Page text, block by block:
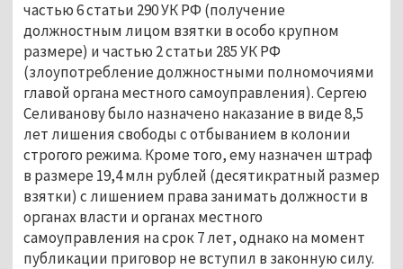
частью 6 статьи 290 УК РФ (получение
должностным лицом взятки в особо крупном
размере) и частью 2 статьи 285 УК РФ
(злоупотребление должностными полномочиями
главой органа местного самоуправления). Сергею
Селиванову было назначено наказание в виде 8,5
лет лишения свободы с отбыванием в колонии
строгого режима. Кроме того, ему назначен штраф
в размере 19,4 млн рублей (десятикратный размер
взятки) с лишением права занимать должности в
органах власти и органах местного
самоуправления на срок 7 лет, однако на момент
публикации приговор не вступил в законную силу.